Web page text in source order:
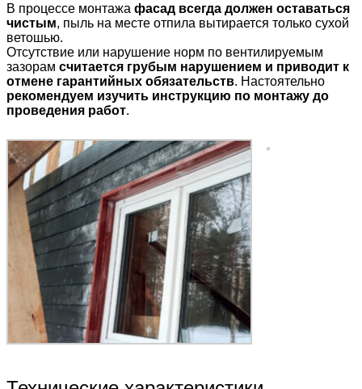
В процессе монтажа фасад всегда должен оставаться
чистым, пыль на месте отпила вытирается только сухой
ветошью.
Отсутствие или нарушение норм по вентилируемым
зазорам считается грубым нарушением и приводит к
отмене гарантийных обязательств. Настоятельно
рекомендуем изучить инструкцию по монтажу до
проведения работ.